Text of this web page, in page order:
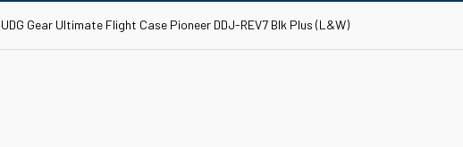
UDG Gear Ultimate Flight Case Pioneer DDJ-REV7 Blk Plus (L&W)